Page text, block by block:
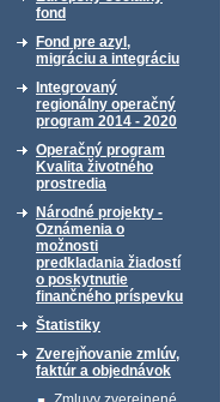
fond
Fond pre azyl,
migráciu a integráciu
Integrovaný
regionálny operačný
program 2014 - 2020
Operačný program
Kvalita životného
prostredia
Národné projekty -
Oznámenia o
možnosti
predkladania žiadostí
o poskytnutie
finančného príspevku
Štatistiky
Zverejňovanie zmlúv,
faktúr a objednávok